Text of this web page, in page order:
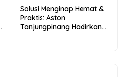
Solusi Menginap Hemat &
Praktis: Aston
Tanjungpinang Hadirkan